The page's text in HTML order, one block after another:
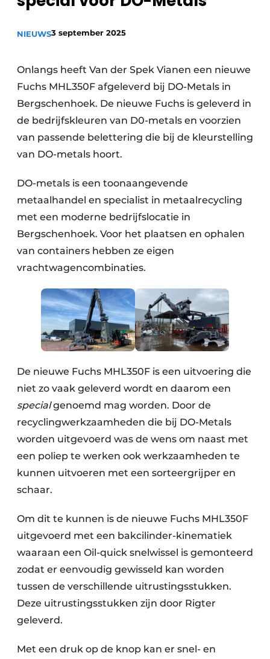
recyclingstroom in België
Video’s
Safety First
Kranen
Recyclinginstallaties
Detectieapparatuur
Persen
Uitrustingsstukken
Shredders
Transportbanden
Bedrijfsafval
Bouw & Sloopafval
Elektronisch Afval
Glasrecyclage
Houtafval
Kunststofafval
Metaalrecyclage
Papierafval
Textielrecyclage
NIEUWS3 september 2025
Onlangs heeft Van der Spek Vianen een nieuwe
Fuchs MHL350F afgeleverd bij DO-Metals in
Bergschenhoek. De nieuwe Fuchs is geleverd in
de bedrijfskleuren van D0-metals en voorzien
van passende belettering die bij de kleurstelling
van DO-metals hoort.
DO-metals is een toonaangevende
metaalhandel en specialist in metaalrecycling
met een moderne bedrijfslocatie in
Bergschenhoek. Voor het plaatsen en ophalen
van containers hebben ze eigen
vrachtwagencombinaties.
De nieuwe Fuchs MHL350F is een uitvoering die
niet zo vaak geleverd wordt en daarom een
specialgenoemd mag worden. Door de
recyclingwerkzaamheden die bij DO-Metals
worden uitgevoerd was de wens om naast met
een poliep te werken ook werkzaamheden te
kunnen uitvoeren met een sorteergrijper en
schaar.
Om dit te kunnen is de nieuwe Fuchs MHL350F
uitgevoerd met een bakcilinder-kinematiek
waaraan een Oil-quick snelwissel is gemonteerd
zodat er eenvoudig gewisseld kan worden
tussen de verschillende uitrustingsstukken.
Deze uitrustingsstukken zijn door Rigter
geleverd.
Met een druk op de knop kan er snel- en